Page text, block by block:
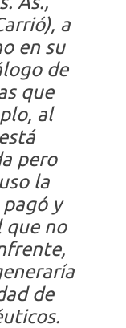
a
en su
de
que
al
pero
la
y
que no
de